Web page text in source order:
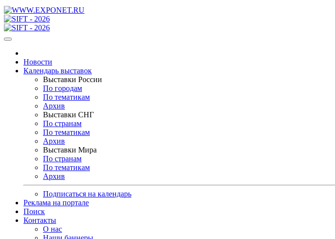
Новости
Календарь выставок
Выставки России
По городам
По тематикам
Архив
Выставки СНГ
По странам
По тематикам
Архив
Выставки Мира
По странам
По тематикам
Архив
Подписаться на календарь
Реклама на портале
Поиск
Контакты
О нас